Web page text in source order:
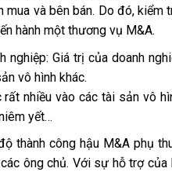
và bên bán. Do đó, kiểm
hành một thương vụ M&A.
nghiệp: Giá trị của doanh
vô hình khác.
nhiều vào các tài sản vô
yết…
thành công hậu M&A phụ
ông chủ. Với sự hỗ trợ